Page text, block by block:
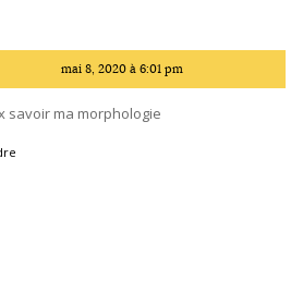
mai 8, 2020 à 6:01 pm
savoir ma morphologie